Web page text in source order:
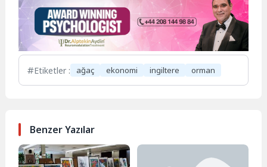
Etiketler : ağaç ekonomi ingiltere orman
Benzer Yazılar